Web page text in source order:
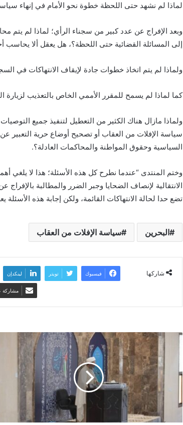
لماذا لم نشهد حتى اللحظة خطوة نحو الأمام في إنهاء
وبعد الإفراج عن عدد كبير من سجناء الرأي؛ لماذا لم
إلى المسائلة القضائية حتى اللحظة؟، هل يعقل ألا يحاسب
ولماذا لم يتم اتخاذ خطوات جادة لإيقاف الانتهاكات في
كما لماذا لم يسمح للمقرر الأممي الخاص بالتعذيب
ولماذا مازال هناك الكثير من التعطيل لتنفيذ جميع
سياسة الإفلات من العقاب أو تصحيح أوضاع حرية التعبير
السياسية وحقوق المواطنة والمحاكمات العادلة؟.
وختم المنتدى “عندما نطرح كل هذه الأسئلة؛ هذا لا يلغي
الانتقالية لإنصاف الضحايا وجبر الضرر والمطالبة
تضع حدا لحالة الانتهاكات القائمة، ولكن إجابة هذه
البحرين سياسة الإفلات من العقاب
شاركها فيسبوك تويتر لينكدإن
مشاركة